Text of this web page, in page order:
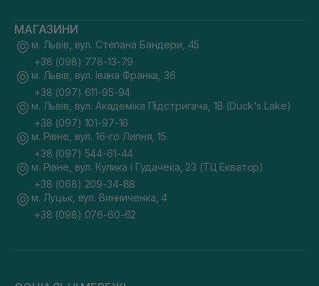
МАГАЗИНИ
м. Львів, вул. Степана Бандери, 45
+38 (098) 778-13-79
м. Львів, вул. Івана Франка, 36
+38 (097) 611-95-94
м. Львів, вул. Академіка Підстригача, 1В (Duck's Lake)
+38 (097) 101-97-16
м. Рівне, вул. 16-го Липня, 15
+38 (097) 544-61-44
м. Рівне, вул. Кулика і Гудачека, 23 (ТЦ Екватор)
+38 (068) 209-34-88
м. Луцьк, вул. Винниченка, 4
+38 (098) 076-60-62